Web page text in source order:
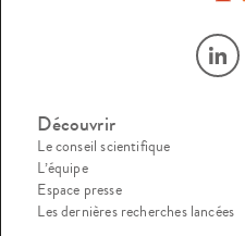
Découvrir
Le conseil scientifique
L’équipe
Espace presse
Les dernières recherches lancées